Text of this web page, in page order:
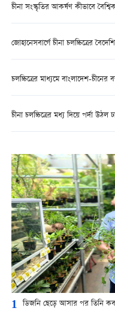
চীনা সংস্কৃতির আকর্ষণ কীভাবে
জোহানেসবার্গে চীনা চলচ্চিত্রের
চলচ্চিত্রের মাধ্যমে বাংলাদেশ-
চীনা চলচ্চিত্রের মধ্য দিয়ে পর্দা
1 ডিজনি ছেড়ে আসার পর তিনি